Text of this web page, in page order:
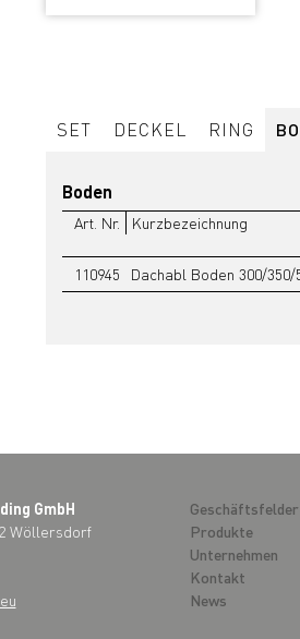
SET DECKEL RING
Boden
Art. Nr. Kurzbezeichnung
110945 Dachabl Boden 300/350/
GmbH
Wöllersdorf
Geschäftsfelder
Produkte
Unternehmen
Kontakt
News